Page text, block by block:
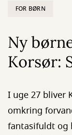
FOR BØRN
Ny
Korsør:
I uge 27 bliver
omkring
fantasifuldt og